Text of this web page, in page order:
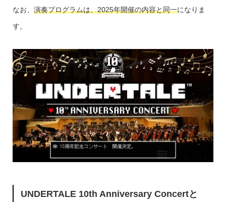
なお、 演奏プログラムは、2025年開催の内容と同一になりま
す。
UNDERTALE 10th Anniversary Concertと